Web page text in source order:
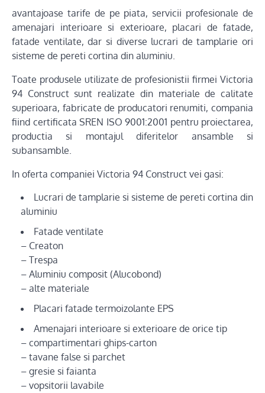
avantajoase tarife de pe piata, servicii profesionale de
amenajari interioare si exterioare, placari de fatade,
fatade ventilate, dar si diverse lucrari de tamplarie ori
sisteme de pereti cortina din aluminiu.
Toate produsele utilizate de profesionistii firmei Victoria
94 Construct sunt realizate din materiale de calitate
superioara, fabricate de producatori renumiti, compania
fiind certificata SREN ISO 9001:2001 pentru proiectarea,
productia si montajul diferitelor ansamble si
subansamble.
In oferta companiei Victoria 94 Construct vei gasi:
Lucrari de tamplarie si sisteme de pereti cortina din
aluminiu
Fatade ventilate
– Creaton
– Trespa
– Aluminiu composit (Alucobond)
– alte materiale
Placari fatade termoizolante EPS
Amenajari interioare si exterioare de orice tip
– compartimentari ghips-carton
– tavane false si parchet
– gresie si faianta
– vopsitorii lavabile